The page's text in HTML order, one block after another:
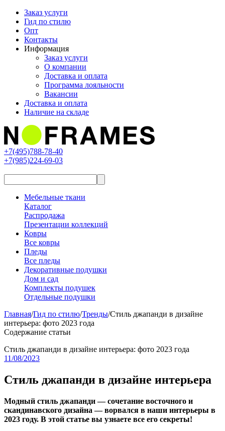
Заказ услуги
Гид по стилю
Опт
Контакты
Информация
Заказ услуги
О компании
Доставка и оплата
Программа лояльности
Вакансии
Доставка и оплата
Наличие на складе
+7(495)788-78-40
+7(985)224-69-03
Мебельные ткани
Каталог
Распродажа
Презентации коллекций
Ковры
Все ковры
Пледы
Все пледы
Декоративные подушки
Дом и сад
Комплекты подушек
Отдельные подушки
Главная/Гид по стилю/Тренды/Стиль джапанди в дизайне
интерьера: фото 2023 года
Содержание статьи
Стиль джапанди в дизайне интерьера: фото 2023 года
11/08/2023
Стиль джапанди в дизайне интерьера
Модный стиль джапанди — сочетание восточного и
скандинавского дизайна — ворвался в наши интерьеры в
2023 году. В этой статье вы узнаете все его секреты!